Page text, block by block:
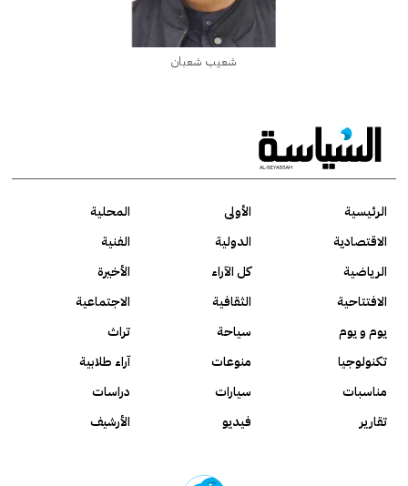
شعيب شعبان
الرئيسية الأولى
المحلية
الاقتصادية
الدولية
الفنية
الرياضية
كل الآراء
الأخيرة
الافتتاحية
الثقافية
الاجتماعية
يوم و يوم
سياحة
تراث
تكنولوجيا
منوعات
آراء طلابية
مناسبات
سيارات
دراسات
تقارير
فيديو الأرشيف